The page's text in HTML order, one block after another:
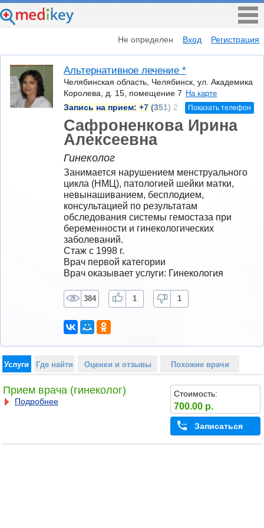
Не определен Вход Регистрация
Альтернативное лечение *
Челябинская область, Челябинск, ул. Академика
Королева, д. 15, помещение 7 На карте
Запись на прием: +7 (351) 2 Показать телефон
Сафроненкова Ирина
Алексеевна
Гинеколог
Занимается нарушением менструального
цикла (НМЦ), патологией шейки матки,
невынашиванием, бесплодием,
консультацией по результатам
обследования системы гемостаза при
беременности и гинекологических
заболеваний.
Стаж с 1998 г.
Врач первой категории
Врач оказывает услуги: Гинекология
384 1 1
Услуги Где найти Оценки и отзывы Похожие врачи
Прием врача (гинеколог)
Подробнее
Стоимость:
700.00 р.
Записаться